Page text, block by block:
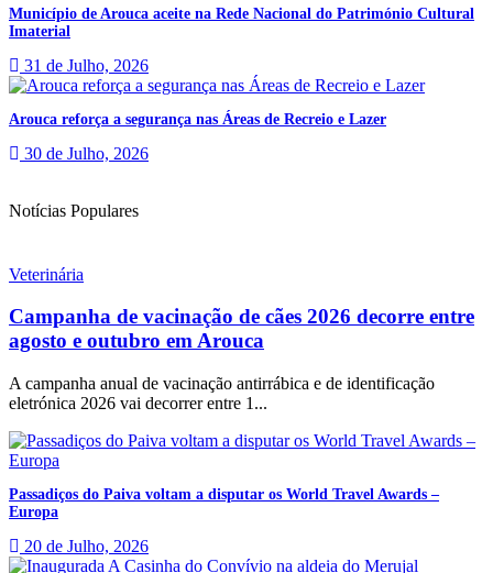
Município de Arouca aceite na Rede Nacional do Património Cultural
Imaterial
31 de Julho, 2026
Arouca reforça a segurança nas Áreas de Recreio e Lazer
30 de Julho, 2026
Notícias Populares
Veterinária
Campanha de vacinação de cães 2026 decorre entre
agosto e outubro em Arouca
A campanha anual de vacinação antirrábica e de identificação
eletrónica 2026 vai decorrer entre 1...
Passadiços do Paiva voltam a disputar os World Travel Awards –
Europa
20 de Julho, 2026